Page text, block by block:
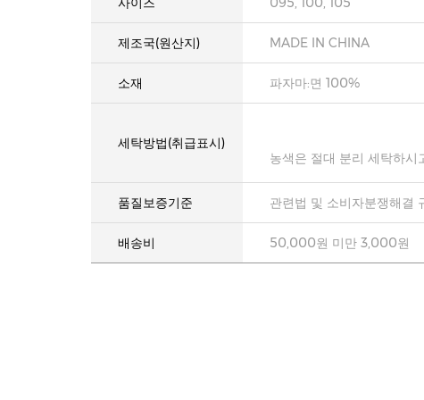
제조국(원산지) MADE IN CHINA
소재 파자마:면 100%
세탁방법(취급표시)
농색은 절대 분리 세탁하시
품질보증기준 관련법 및 소비자분쟁해결
배송비 50,000원 미만 3,000원